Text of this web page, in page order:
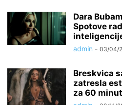
Dara
Spotove
admin - 03/04/
Breskvica
zatresla
za 60